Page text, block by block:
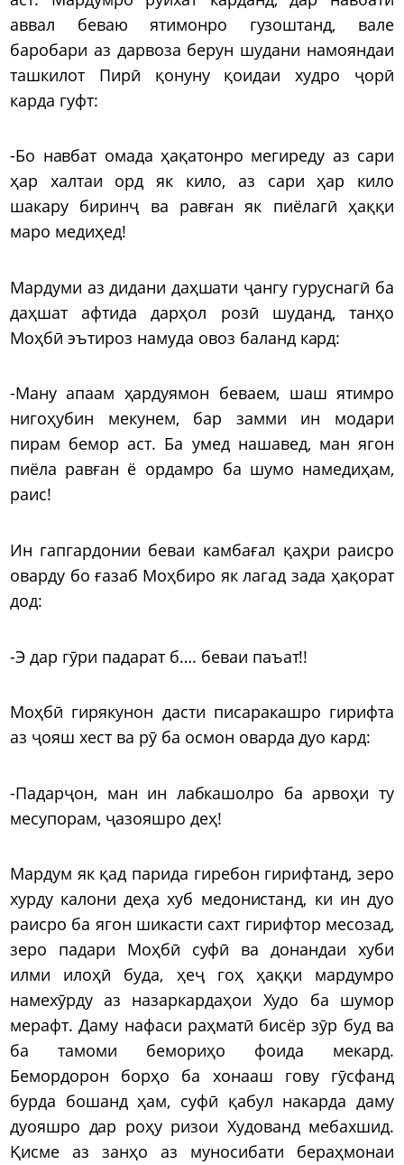
аввал беваю ятимонро гузоштанд, вале
баробари аз дарвоза берун шудани намояндаи
ташкилот Пирӣ қонуну қоидаи худро ҷорӣ
карда гуфт:
-Бо навбат омада ҳақатонро мегиреду аз сари
ҳар халтаи орд як кило, аз сари ҳар кило
шакару биринҷ ва равған як пиёлагӣ ҳаққи
маро медиҳед!
Мардуми аз дидани даҳшати ҷангу гуруснагӣ ба
даҳшат афтида дарҳол розӣ шуданд, танҳо
Моҳбӣ эътироз намуда овоз баланд кард:
-Ману апаам ҳардуямон беваем, шаш ятимро
нигоҳубин мекунем, бар замми ин модари
пирам бемор аст. Ба умед нашавед, ман ягон
пиёла равған ё ордамро ба шумо намедиҳам,
раис!
Ин гапгардонии беваи камбағал қаҳри раисро
оварду бо ғазаб Моҳбиро як лагад зада ҳақорат
дод:
-Э дар гӯри падарат б…. беваи паъат!!
Моҳбӣ гирякунон дасти писаракашро гирифта
аз ҷояш хест ва рӯ ба осмон оварда дуо кард:
-Падарҷон, ман ин лабкашолро ба арвоҳи ту
месупорам, ҷазояшро деҳ!
Мардум як қад парида гиребон гирифтанд, зеро
хурду калони деҳа хуб медонистанд, ки ин дуо
раисро ба ягон шикасти сахт гирифтор месозад,
зеро падари Моҳбӣ суфӣ ва донандаи хуби
илми илоҳӣ буда, ҳеҷ гоҳ ҳаққи мардумро
намехӯрду аз назаркардаҳои Худо ба шумор
мерафт. Даму нафаси раҳматӣ бисёр зӯр буд ва
ба тамоми бемориҳо фоида мекард.
Бемордорон борҳо ба хонааш гову гӯсфанд
бурда бошанд ҳам, суфӣ қабул накарда даму
дуояшро дар роҳу ризои Худованд мебахшид.
Қисме аз занҳо аз муносибати бераҳмонаи